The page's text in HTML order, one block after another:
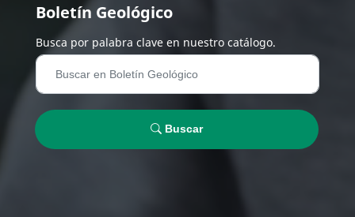
Boletín Geológico
Busca por palabra clave en nuestro catálogo.
Buscar